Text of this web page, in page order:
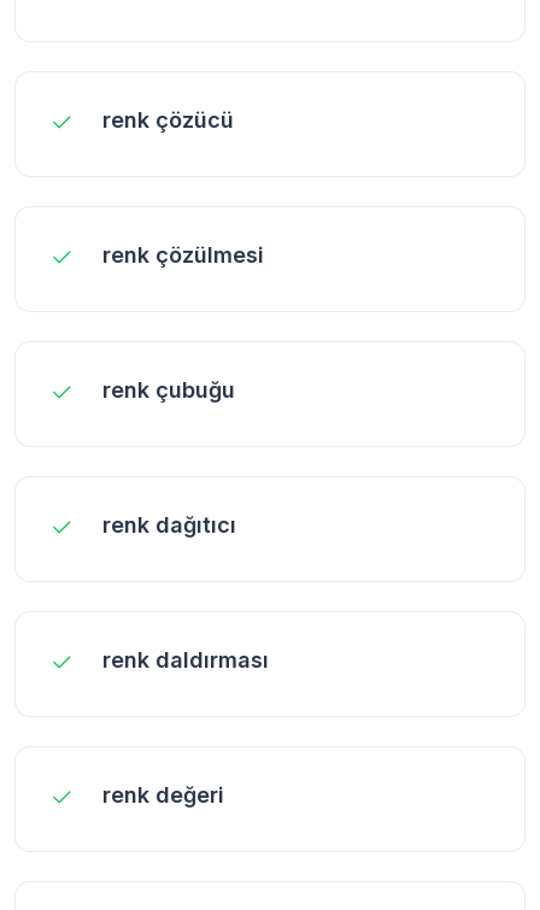
renk çözücü
renk çözülmesi
renk çubuğu
renk dağıtıcı
renk daldırması
renk değeri